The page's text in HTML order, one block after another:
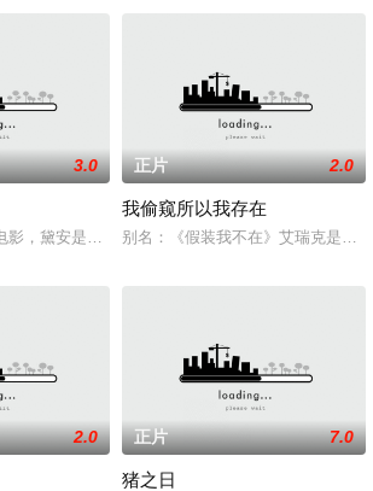
3.0
影，黛安是一个神秘的14岁女孩。她一直忙于照顾
正片 2.0
我偷窥所以我存在
别名：《假装我不在》艾瑞克是个
2.0 正片 7.0
猪之日